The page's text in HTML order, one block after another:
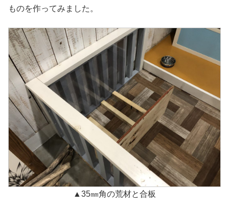
ものを作ってみました。
▲35㎜角の荒材と合板